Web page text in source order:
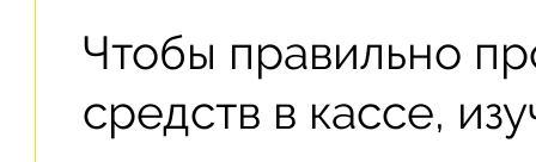
Чтобы правильно
средств в кассе,